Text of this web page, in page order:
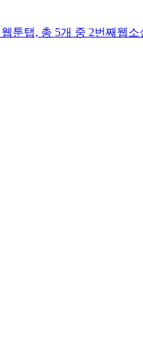
웹툰탭, 총 5개 중 2번째 웹소